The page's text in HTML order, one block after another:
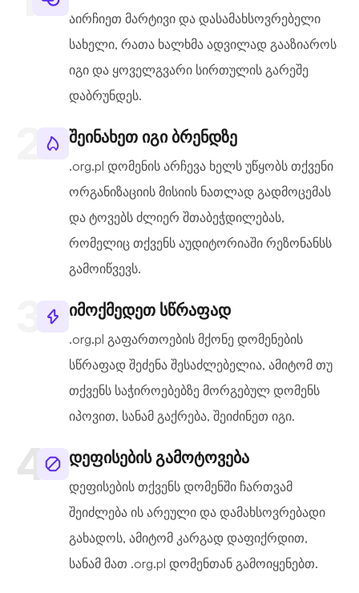
აირჩიეთ მარტივი და დასამახსოვრებელი
სახელი, რათა ხალხმა ადვილად გააზიაროს
იგი და ყოველგვარი სირთულის გარეშე
დაბრუნდეს.
შეინახეთ იგი ბრენდზე
.org.pl დომენის არჩევა ხელს უწყობს თქვენი
ორგანიზაციის მისიის ნათლად გადმოცემას
და ტოვებს ძლიერ შთაბეჭდილებას,
რომელიც თქვენს აუდიტორიაში რეზონანსს
გამოიწვევს.
იმოქმედეთ სწრაფად
.org.pl გაფართოების მქონე დომენების
სწრაფად შეძენა შესაძლებელია, ამიტომ თუ
თქვენს საჭიროებებზე მორგებულ დომენს
იპოვით, სანამ გაქრება, შეიძინეთ იგი.
დეფისების გამოტოვება
დეფისების თქვენს დომენში ჩართვამ
შეიძლება ის არეული და დამახსოვრებადი
გახადოს, ამიტომ კარგად დაფიქრდით,
სანამ მათ .org.pl დომენთან გამოიყენებთ.